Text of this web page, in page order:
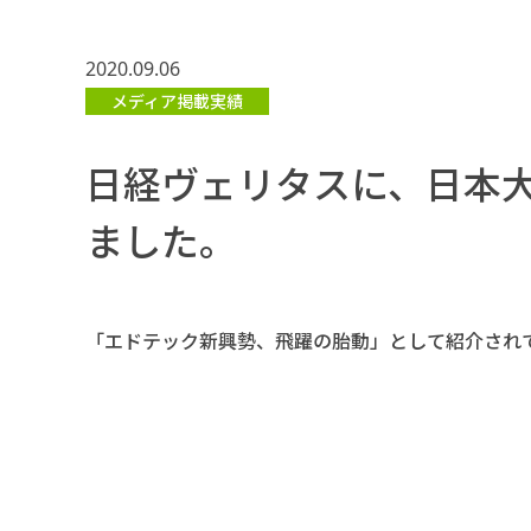
2020.09.06
メディア掲載実績
日経ヴェリタスに、日本
ました。
「エドテック新興勢、飛躍の胎動」として紹介され